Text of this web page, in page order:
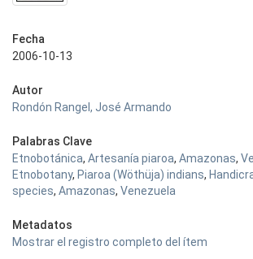
Fecha
2006-10-13
Autor
Rondón Rangel, José Armando
Palabras Clave
Etnobotánica, Artesanía piaroa, Amazonas,
Etnobotany, Piaroa (Wöthüja) indians,
species, Amazonas, Venezuela
Metadatos
Mostrar el registro completo del ítem